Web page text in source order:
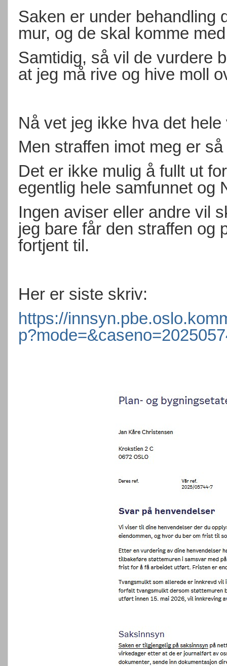
Saken er under behandling
mur, og de skal komme
Samtidig, så vil de vurdere
at jeg må rive og hive moll
Nå vet jeg ikke hva det
Men straffen imot meg er
Det er ikke mulig å fullt ut
egentlig hele samfunnet og
Ingen aviser eller andre vil
jeg bare får den straffen og
fortjent til.
Her er siste skriv:
https://